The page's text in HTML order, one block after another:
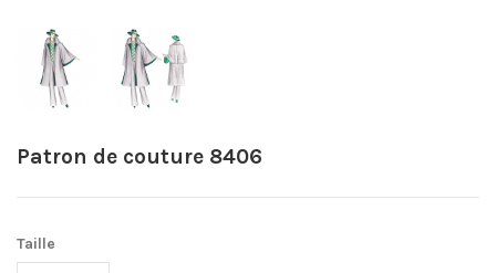
Patron de couture 8406
Taille